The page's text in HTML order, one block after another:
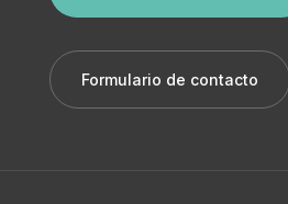
Formulario de contacto